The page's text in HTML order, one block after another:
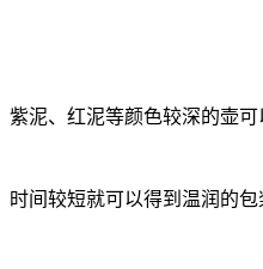
紫泥、红泥等颜色较深的壶可
时间较短就可以得到温润的